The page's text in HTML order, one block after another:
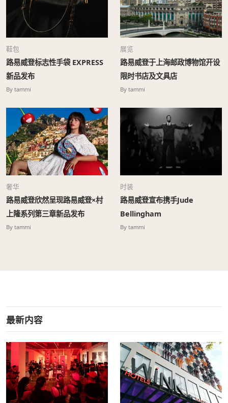
鞋包
路易威登标志性手袋 EXPRESS
新品发布
By tammi
展览
路易威登于上海邮政博物馆开设
限时书店及文具店
By tammi
奢华
路易威登欣然呈现路易威登×村
上隆系列第三章新品发布
By tammi
时装
路易威登宣布携手Jude
Bellingham
By tammi
最新内容